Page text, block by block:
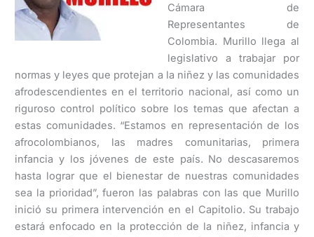
Cámara de
Representantes de
Colombia. Murillo llega al
legislativo a trabajar por
normas y leyes que protejan a la niñez y las comunidades
afrodescendientes en el territorio nacional, así como un
riguroso control político sobre los temas que afectan a
estas comunidades. “Estamos en representación de los
afrocolombianos, las madres comunitarias, primera
infancia y los jóvenes de este país. No descasaremos
hasta lograr que el bienestar de nuestras comunidades
sea la prioridad”, fueron las palabras con las que Murillo
inició su primera intervención en el Capitolio. Su trabajo
estará enfocado en la protección de la niñez, infancia y